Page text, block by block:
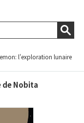
l'exploration lunaire
de Nobita